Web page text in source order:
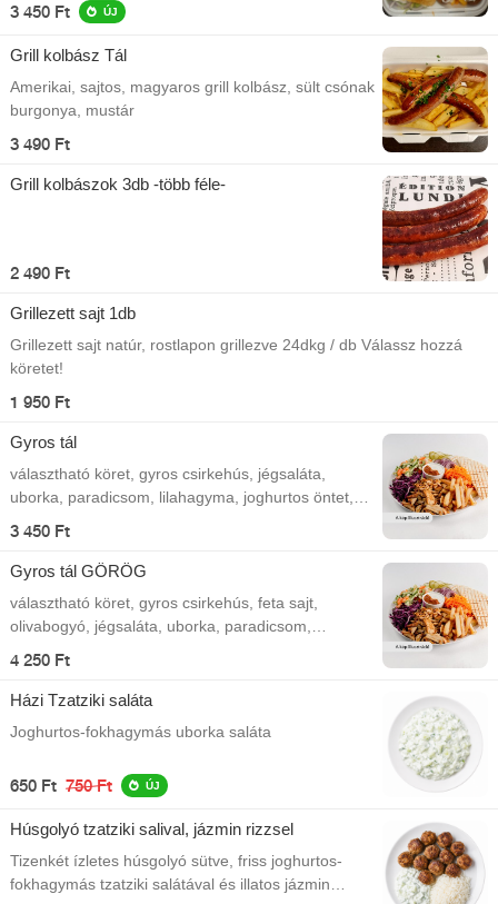
3 450 Ft ÚJ
Grill kolbász Tál
Amerikai, sajtos, magyaros grill kolbász, sült csónak
burgonya, mustár
3 490 Ft
Grill kolbászok 3db -több féle-
2 490 Ft
Grillezett sajt 1db
Grillezett sajt natúr, rostlapon grillezve 24dkg / db Válassz hozzá
köretet!
1 950 Ft
Gyros tál
választható köret, gyros csirkehús, jégsaláta,
uborka, paradicsom, lilahagyma, joghurtos öntet,
pita
3 450 Ft
Gyros tál GÖRÖG
választható köret, gyros csirkehús, feta sajt,
olivabogyó, jégsaláta, uborka, paradicsom,
lilahagyma, joghurtos öntet, pita
4 250 Ft
Házi Tzatziki saláta
Joghurtos-fokhagymás uborka saláta
650 Ft 750 Ft ÚJ
Húsgolyó tzatziki salival, jázmin rizzsel
Tizenkét ízletes húsgolyó sütve, friss joghurtos-
fokhagymás tzatziki salátával és illatos jázmin